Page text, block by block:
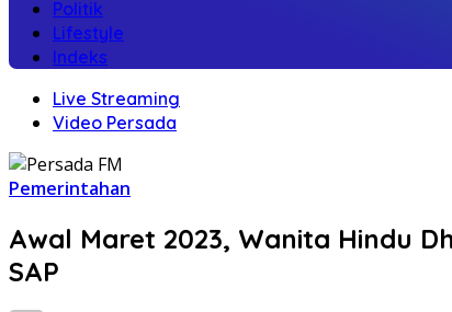
Politik
Lifestyle
Indeks
Live Streaming
Video Persada
Pemerintahan
Awal Maret 2023, Wanita Hindu
SAP